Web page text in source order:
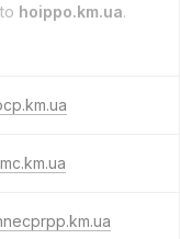
hoippo.km.ua.